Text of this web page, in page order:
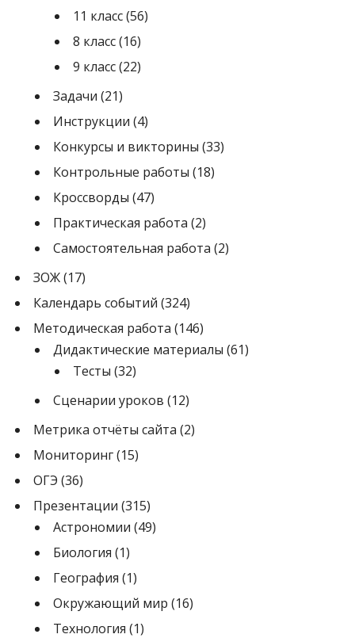
11 класс(56)
8 класс(16)
9 класс(22)
Задачи (21)
Инструкции (4)
Конкурсы и викторины (33)
Контрольные работы (18)
Кроссворды (47)
Практическая работа (2)
Самостоятельная работа (2)
ЗОЖ(17)
Календарь событий (324)
Методическая работа (146)
Дидактические материалы (61)
Тесты (32)
Сценарии уроков (12)
Метрика отчёты сайта (2)
Мониторинг(15)
ОГЭ (36)
Презентации (315)
Астрономии (49)
Биология (1)
География (1)
Окружающий мир (16)
Технология (1)